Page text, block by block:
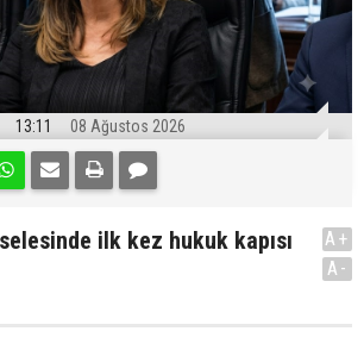
13:11 08 Ağustos 2026
ilk kez hukuk kapısı
A+
A-